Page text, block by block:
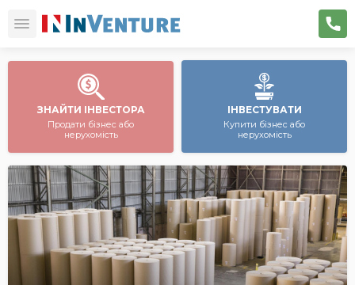
ЗНАЙТИ ІНВЕСТОРА
Продати бізнес або
нерухомість
ІНВЕСТУВАТИ
Купити бізнес або
нерухомість